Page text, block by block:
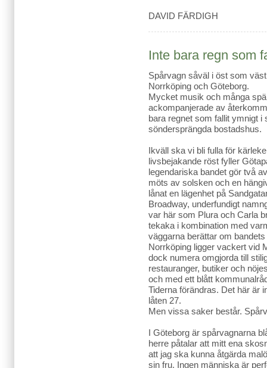
DAVID FÄRDIGH
Inte bara regn som
Spårvagn såväl i öst som
Norrköping och Göteborg.
Mycket musik och många
ackompanjerade av
bara regnet som fallit ymnigt
söndersprängda bostadshus.
Ikväll ska vi bli fulla för
livsbejakande röst fyller
legendariska bandet gör två
möts av solsken och en
lånat en lägenhet på
Broadway, underfundigt
var här som Plura och Carla
tekaka i kombination med
väggarna berättar om
Norrköping ligger vackert vid
dock numera omgjorda till
restauranger, butiker och
och med ett blått
Tiderna förändras. Det här är
låten 27.
Men vissa saker består.
I Göteborg är spårvagnarna
herre påtalar att mitt ena
att jag ska kunna åtgärda
sin fru. Ingen människa är